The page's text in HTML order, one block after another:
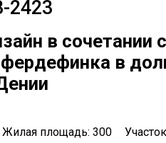
2423
в сочетании
в
Жилая площадь: 300